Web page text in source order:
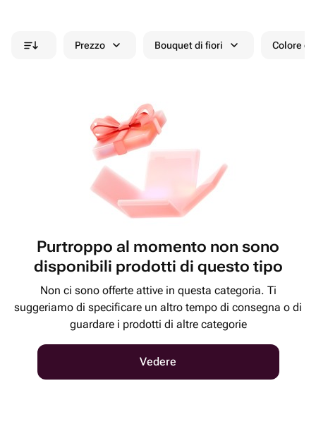
Prezzo Bouquet di fiori Colore
Purtroppo al momento non sono
disponibili prodotti di questo tipo
Non ci sono offerte attive in questa categoria. Ti
suggeriamo di specificare un altro tempo di consegna o di
guardare i prodotti di altre categorie
Vedere